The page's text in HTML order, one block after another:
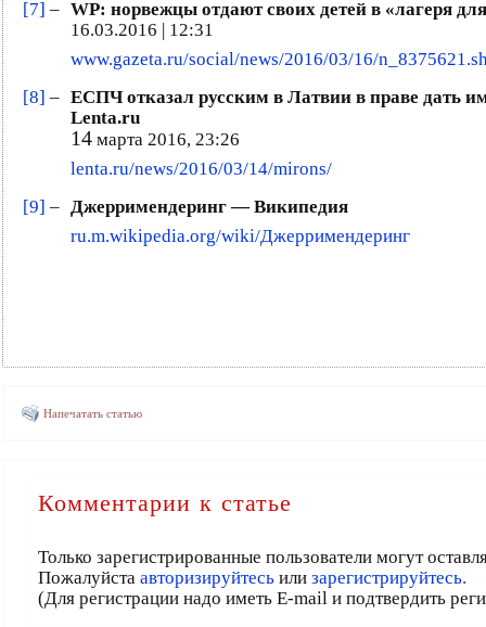
[7] – WP: норвежцы отдают своих детей в «лагеря
16.03.2016 | 12:31
www.gazeta.ru/social/news/2016/03/16/
[8] – ЕСПЧ отказал русским в Латвии в праве дать
Lenta.ru
14 марта 2016, 23:26
lenta.ru/news/2016/03/14/mirons/
[9] – Джерримендеринг — Википедия
ru.m.wikipedia.org/wiki/Джерримендеринг
Напечатать статью
Комментарии к статье
Только зарегистрированные пользователи могут
Пожалуйста авторизируйтесьили зарегистрируйтесь.
(Для регистрации надо иметь E-mail и подтвердить